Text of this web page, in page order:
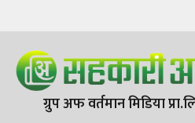
ग्रुप अफ वर्तमान मिडिया